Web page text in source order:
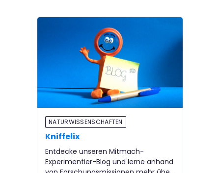
NATURWISSENSCHAFTEN
Kniffelix
Entdecke unseren Mitmach-
Experimentier-Blog und lerne anhand